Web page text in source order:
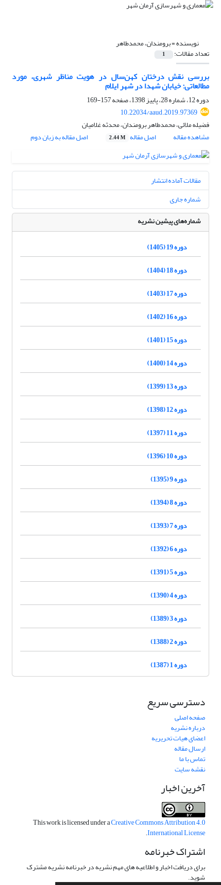
نویسنده =برومندان، محمدطاهر
تعداد مقالات: 1
بررسی نقش درختان کهن‌سال در هویت مناظر شهری، مورد
مطالعاتی: خیابان شهدا در شهر ایلام
دوره 12، شماره 28، پاییز 1398، صفحه
157-169
10.22034/aaud.2019.97369
فضیله ملائی، محمدطاهر برومندان، محدثه غلامیان
مشاهده مقاله
اصل مقاله 2.44 M اصل مقاله به زبان دوم
مقالات آماده انتشار
شماره جاری
شماره‌های پیشین نشریه
دوره 19 (1405)
دوره 18 (1404)
دوره 17 (1403)
دوره 16 (1402)
دوره 15 (1401)
دوره 14 (1400)
دوره 13 (1399)
دوره 12 (1398)
دوره 11 (1397)
دوره 10 (1396)
دوره 9 (1395)
دوره 8 (1394)
دوره 7 (1393)
دوره 6 (1392)
دوره 5 (1391)
دوره 4 (1390)
دوره 3 (1389)
دوره 2 (1388)
دوره 1 (1387)
دسترسی سریع
صفحه اصلی
درباره نشریه
اعضای هیات تحریریه
ارسال مقاله
تماس با ما
نقشه سایت
آخرین اخبار
This work is licensed under aCreative Commons Attribution 4.0
International License
.
اشتراک خبرنامه
برای دریافت اخبار و اطلاعیه های مهم نشریه در خبرنامه نشریه مشترک
شوید.